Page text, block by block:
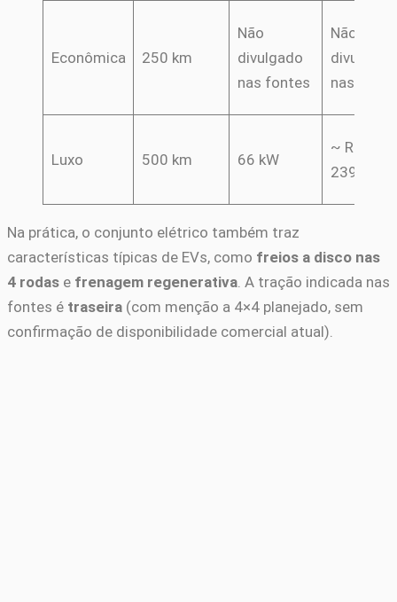
Econômica 250 km
Não
divulgado
nas fontes
Não
divulgado
nas
Luxo 500 km 66 kW
~ R$
239.000
Na prática, o conjunto elétrico também traz
características típicas de EVs, como freios a disco nas
4 rodas e frenagem regenerativa. A tração indicada nas
fontes é traseira (com menção a 4×4 planejado, sem
confirmação de disponibilidade comercial atual).